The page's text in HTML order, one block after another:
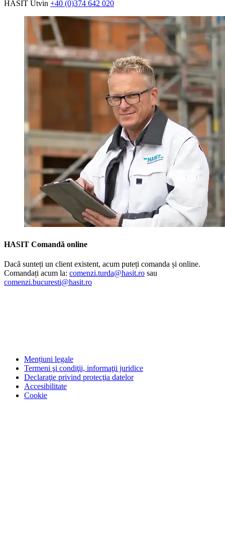
HASIT Utvin +40 (0)374 642 020
HASIT Comandă online
Dacă sunteți un client existent, acum puteți comanda și online.
Comandați acum la: comenzi.turda@hasit.ro sau
comenzi.bucuresti@hasit.ro
Mențiuni legale
Termeni şi condiţii, informaţii juridice
Declaraţie privind protecţia datelor
Accesibilitate
Cookie